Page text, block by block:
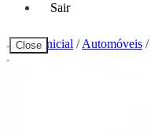
Sair
Close
Página inicial /Automóveis /